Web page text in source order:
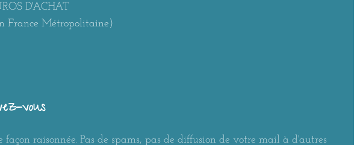
D'ACHAT
France Métropolitaine)
vous
façon raisonnée. Pas de spams, pas de diffusion de votre mail à d'autres